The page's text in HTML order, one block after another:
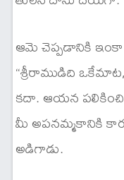
ఆమె చెప్పడానికి
“శ్రీరాముడిది
కదా. ఆయన
మీ అపనమ్మకానికి
అడిగాడు.